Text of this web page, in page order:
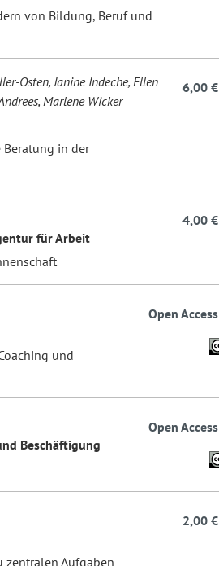
von Bildung, Beruf und
Osten, Janine Indeche, Ellen
Marlene Wicker
in der
6,00 €
für Arbeit
4,00 €
und
Open Access
Beschäftigung
Open Access
zentralen Aufgaben
2,00 €